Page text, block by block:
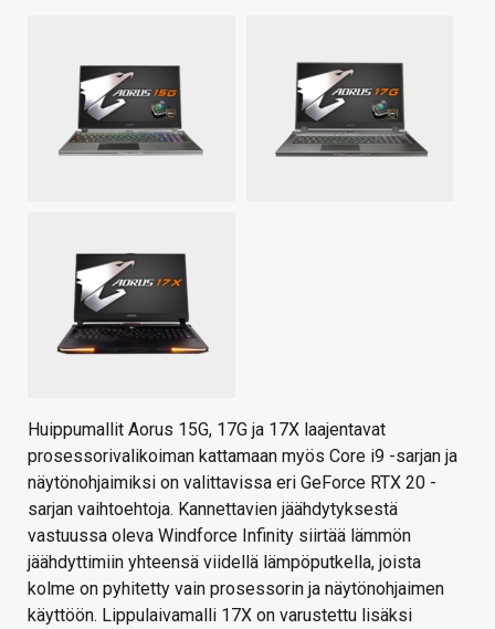
Huippumallit Aorus 15G, 17G ja 17X laajentavat
prosessorivalikoiman kattamaan myös Core i9 -sarjan ja
näytönohjaimiksi on valittavissa eri GeForce RTX 20 -
sarjan vaihtoehtoja. Kannettavien jäähdytyksestä
vastuussa oleva Windforce Infinity siirtää lämmön
jäähdyttimiin yhteensä viidellä lämpöputkella, joista
kolme on pyhitetty vain prosessorin ja näytönohjaimen
käyttöön. Lippulaivamalli 17X on varustettu lisäksi